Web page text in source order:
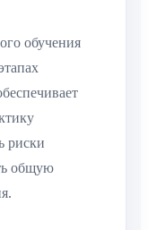
обучения
риски
общую